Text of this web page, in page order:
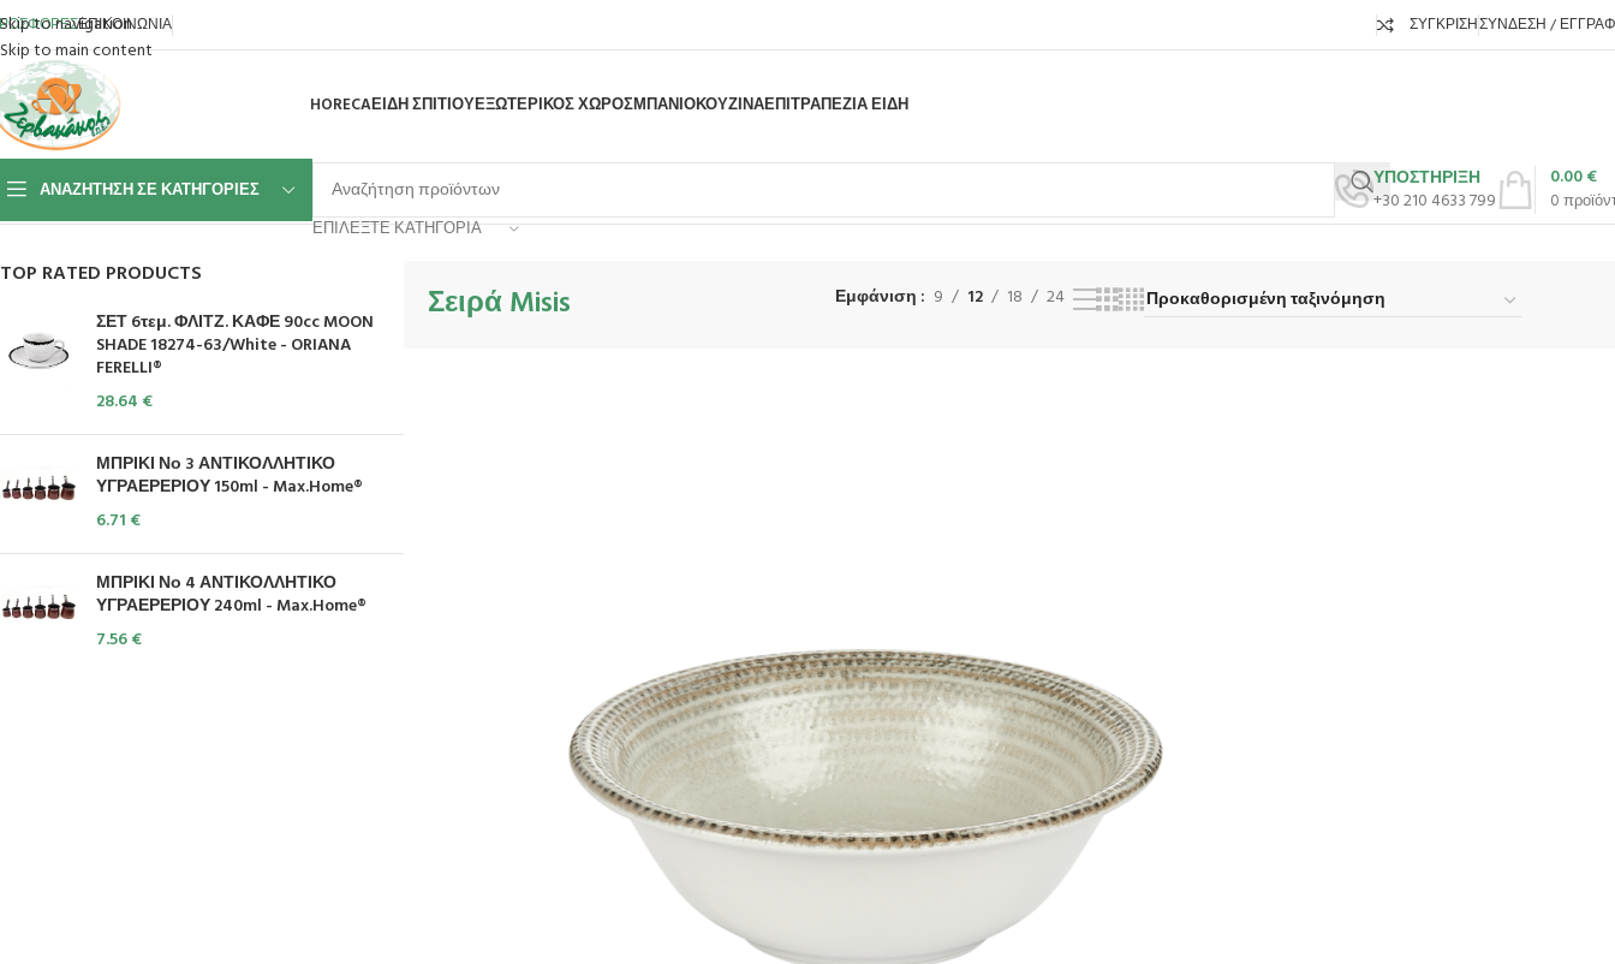
Skip to navigation
Skip to main content
ΕΠΙΚΟΙΝΩΝΙΑ ΣΎΓΚΡΙΣΗΣΎΝΔΕΣΗ /
HORECAΕΙΔΗ ΣΠΙΤΙΟΥΕΞΩΤΕΡΙΚΟΣ ΧΩΡΟΣΜΠΆΝΙΟΚΟΥΖΊΝΑΕΠΙΤΡΑΠΈΖΙΑ ΕΊΔΗ
ΑΝΑΖΉΤΗΣΗ ΣΕ ΚΑΤΗΓΟΡΊΕΣ
ΕΠΙΛΈΞΤΕ ΚΑΤΗΓΟΡΊΑ
ΥΠΟΣΤΗΡΙΞΗ
+30 210 4633 799
0
0.00€
Πορσελάνες Πορσελάνες Χρωματιστές ByBone Σειρά MisisΠροβάλλονται όλα - 11 αποτελέσματα
TOP RATED PRODUCTS
ΣΕΤ 6τεμ. ΦΛΙΤΖ. ΚΑΦΕ 90cc MOON
SHADE 18274-63/White - ORIANA
FERELLI®
28.64 €
ΜΠΡΙΚΙ Νο 3 ΑΝΤΙΚΟΛΛΗΤΙΚΟ
ΥΓΡΑΕΡΕΡΙΟΥ 150ml - Max.Home®
6.71 €
ΜΠΡΙΚΙ Νο 4 ΑΝΤΙΚΟΛΛΗΤΙΚΟ
ΥΓΡΑΕΡΕΡΙΟΥ 240ml - Max.Home®
7.56€
Σειρά Misis Εμφάνιση 9 12 18 24